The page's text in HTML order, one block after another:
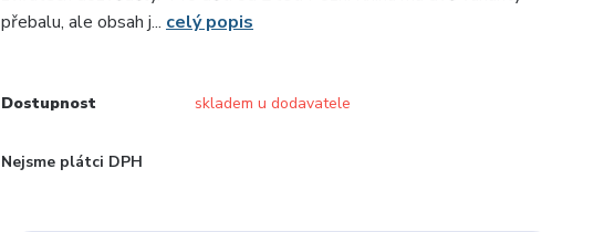
přebalu, ale obsah j... celý popis
Dostupnost skladem u dodavatele
Nejsme plátci DPH